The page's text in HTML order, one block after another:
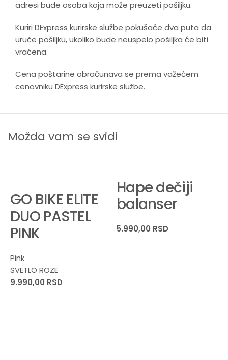
adresi bude osoba koja može preuzeti pošiljku.
Kuriri DExpress kurirske službe pokušaće dva puta da
uruče pošiljku, ukoliko bude neuspelo pošiljka će biti
vraćena.
Cena poštarine obračunava se prema važećem
cenovniku DExpress kurirske službe.
Možda vam se svidi
GO BIKE ELITE
DUO PASTEL
PINK
Pink
SVETLO ROZE
9.990,00 RSD
Hape dečiji
balanser
5.990,00 RSD